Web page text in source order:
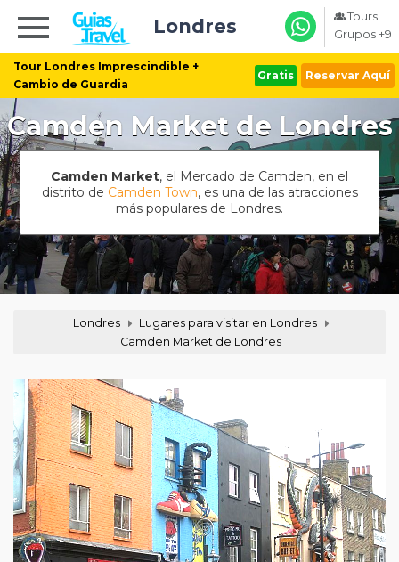
Tour Londres Imprescindible +
Cambio de Guardia
Gratis Reservar Aquí
Londres
Tours
Grupos +9
Camden Market de Londres
Camden Market, el Mercado de Camden, en el
distrito de Camden Town, es una de las atracciones
más populares de Londres.
Londres
Lugares para visitar en Londres
Camden Market de Londres